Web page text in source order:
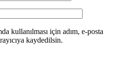
kullanılması için adım, e-posta
kaydedilsin.